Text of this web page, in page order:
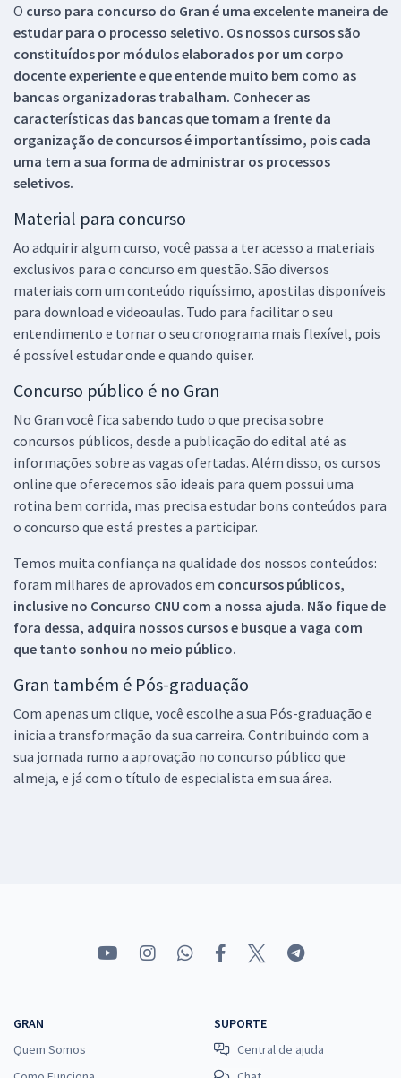
O curso para concurso do Gran é uma excelente maneira de
estudar para o processo seletivo. Os nossos cursos são
constituídos por módulos elaborados por um corpo
docente experiente e que entende muito bem como as
bancas organizadoras trabalham. Conhecer as
características das bancas que tomam a frente da
organização de concursos é importantíssimo, pois cada
uma tem a sua forma de administrar os processos
seletivos.
Material para concurso
Ao adquirir algum curso, você passa a ter acesso a materiais
exclusivos para o concurso em questão. São diversos
materiais com um conteúdo riquíssimo, apostilas disponíveis
para download e videoaulas. Tudo para facilitar o seu
entendimento e tornar o seu cronograma mais flexível, pois
é possível estudar onde e quando quiser.
Concurso público é no Gran
No Gran você fica sabendo tudo o que precisa sobre
concursos públicos, desde a publicação do edital até as
informações sobre as vagas ofertadas. Além disso, os cursos
online que oferecemos são ideais para quem possui uma
rotina bem corrida, mas precisa estudar bons conteúdos para
o concurso que está prestes a participar.
Temos muita confiança na qualidade dos nossos conteúdos:
foram milhares de aprovados em concursos públicos,
inclusive no Concurso CNU com a nossa ajuda. Não fique de
fora dessa, adquira nossos cursos e busque a vaga com
que tanto sonhou no meio público.
Gran também é Pós-graduação
Com apenas um clique, você escolhe a sua Pós-graduação e
inicia a transformação da sua carreira. Contribuindo com a
sua jornada rumo a aprovação no concurso público que
almeja, e já com o título de especialista em sua área.
GRAN
Quem Somos
SUPORTE
Central de ajuda